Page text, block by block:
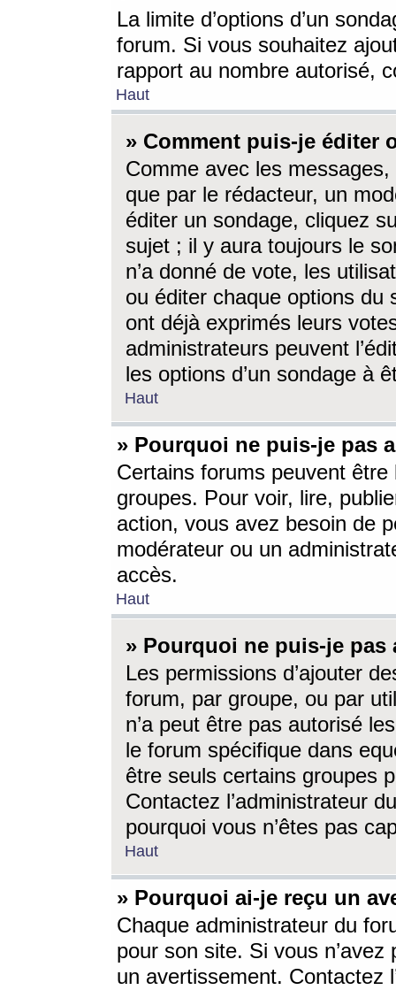
La limite d’options d’un
forum. Si vous souhaitez
rapport au nombre autorisé,
Haut
» Comment puis-je éditer
Comme avec les
que par le rédacteur, un
éditer un sondage, cliquez
sujet ; il y aura toujours le
n’a donné de vote, les
ou éditer chaque options du
ont déjà exprimés leurs
administrateurs peuvent
les options d’un sondage à
Haut
» Pourquoi ne puis-je pas
Certains forums peuvent être
groupes. Pour voir, lire,
action, vous avez besoin de
modérateur ou un
accès.
Haut
» Pourquoi ne puis-je
Les permissions d’ajouter
forum, par groupe, ou par
n’a peut être pas autorisé
le forum spécifique dans
être seuls certains groupes
Contactez l’administrateur
pourquoi vous n’êtes pas
Haut
» Pourquoi ai-je reçu un
Chaque administrateur du
pour son site. Si vous
un avertissement. Contactez